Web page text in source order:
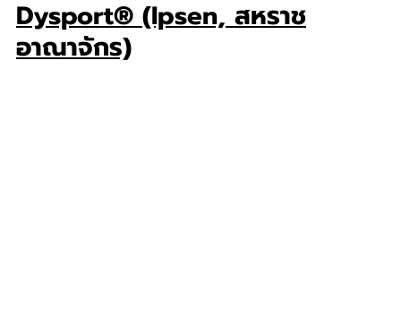
Dysport® (Ipsen, สหราช
อาณาจักร)